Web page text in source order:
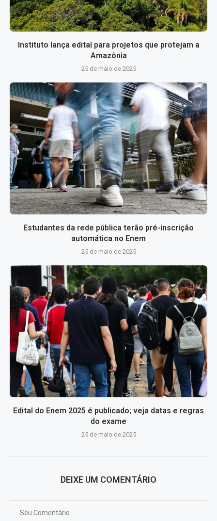
Instituto lança edital para projetos que protejam a
Amazônia
25 de maio de 2025
Estudantes da rede pública terão pré-inscrição
automática no Enem
25 de maio de 2025
Edital do Enem 2025 é publicado; veja datas e regras
do exame
25 de maio de 2025
DEIXE UM COMENTÁRIO